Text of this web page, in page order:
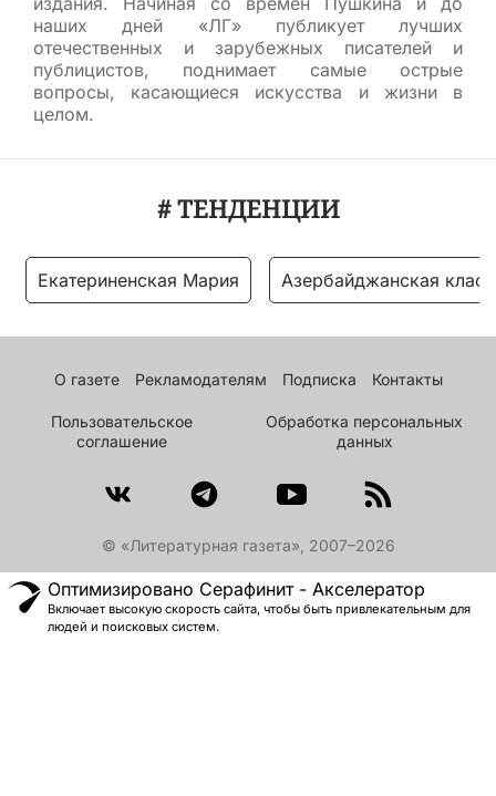
издания. Начиная со времен Пушкина и до
наших дней «ЛГ» публикует лучших
отечественных и зарубежных писателей и
публицистов, поднимает самые острые
вопросы, касающиеся искусства и жизни в
целом.
# ТЕНДЕНЦИИ
Екатериненская Мария Азербайджанская
О газете Рекламодателям Подписка Контакты
Пользовательское
соглашение
Обработка персональных
данных
© «Литературная газета», 2007–2026
Оптимизировано Серафинит - Акселератор
Включает высокую скорость сайта, чтобы быть привлекательным для
людей и поисковых систем.